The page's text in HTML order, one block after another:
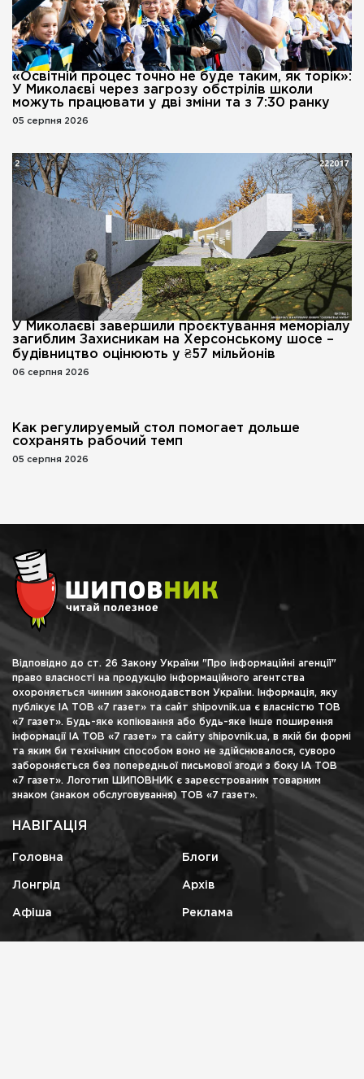
«Освітній процес точно не буде таким, як торік»:
У Миколаєві через загрозу обстрілів школи
можуть працювати у дві зміни та з 7:30 ранку
05 серпня 2026
У Миколаєві завершили проєктування меморіалу
загиблим Захисникам на Херсонському шосе –
будівництво оцінюють у ₴57 мільйонів
06 серпня 2026
Как регулируемый стол помогает дольше
сохранять рабочий темп
05 серпня 2026
Відповідно до ст. 26 Закону України "Про інформаційні агенції"
право власності на продукцію інформаційного агентства
охороняється чинним законодавством України. Інформація, яку
публікує ІА ТОВ «7 газет» та сайт shipovnik.ua є власністю ТОВ
«7 газет». Будь-яке копіювання або будь-яке інше поширення
інформації ІА ТОВ «7 газет» та сайту shipovnik.ua, в якій би формі
та яким би технічним способом воно не здійснювалося, суворо
забороняється без попередньої письмової згоди з боку ІА ТОВ
«7 газет». Логотип ШИПОВНИК є зареєстрованим товарним
знаком (знаком обслуговування) ТОВ «7 газет».
НАВІГАЦІЯ
Головна Блоги
Лонгрід Архів
Афіша Реклама